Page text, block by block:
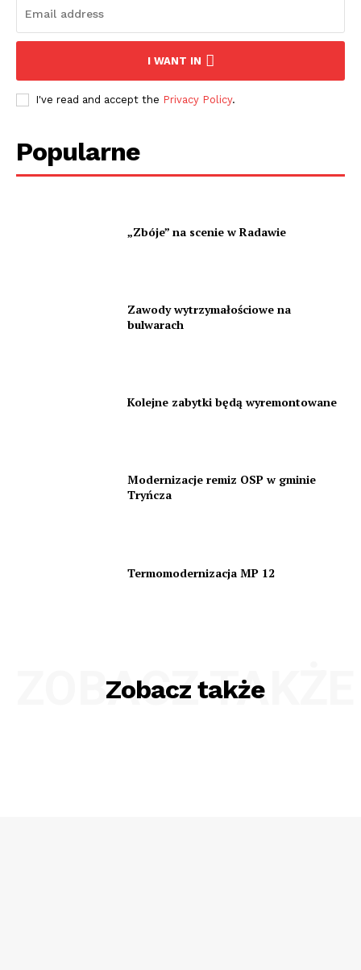
I WANT IN
I've read and accept the Privacy Policy.
Popularne
„Zbóje” na scenie w Radawie
Zawody wytrzymałościowe na
bulwarach
Kolejne zabytki będą wyremontowane
Modernizacje remiz OSP w gminie
Tryńcza
Termomodernizacja MP 12
Zobacz także
ZOBACZ TAKŻE